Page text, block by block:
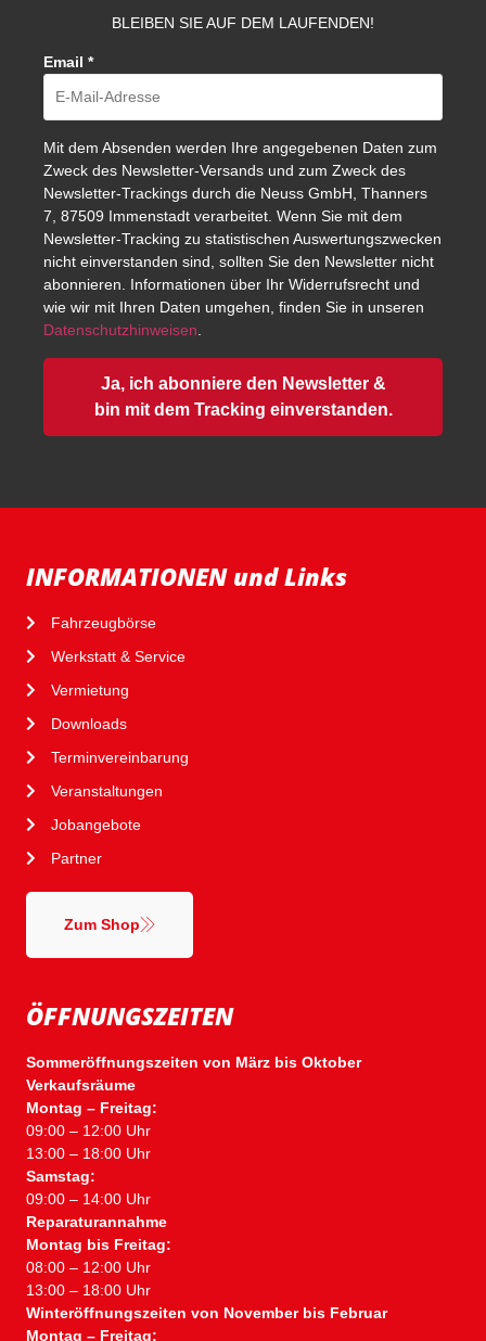
BLEIBEN SIE AUF DEM LAUFENDEN!
Email *
Mit dem Absenden werden Ihre angegebenen Daten zum
Zweck des Newsletter-Versands und zum Zweck des
Newsletter-Trackings durch die Neuss GmbH, Thanners
7, 87509 Immenstadt verarbeitet. Wenn Sie mit dem
Newsletter-Tracking zu statistischen Auswertungszwecken
nicht einverstanden sind, sollten Sie den Newsletter nicht
abonnieren. Informationen über Ihr Widerrufsrecht und
wie wir mit Ihren Daten umgehen, finden Sie in unseren
Datenschutzhinweisen.
Ja, ich abonniere den Newsletter &
bin mit dem Tracking einverstanden.
ÖFFNUNGSZEITEN
Sommeröffnungszeiten von März bis Oktober
Verkaufsräume
Montag – Freitag:
09:00 – 12:00 Uhr
13:00 – 18:00 Uhr
Samstag:
09:00 – 14:00 Uhr
Reparaturannahme
Montag bis Freitag:
08:00 – 12:00 Uhr
13:00 – 18:00 Uhr
Winteröffnungszeiten von November bis Februar
Montag – Freitag:
INFORMATIONEN und Links
Fahrzeugbörse
Werkstatt & Service
Vermietung
Downloads
Terminvereinbarung
Veranstaltungen
Jobangebote
Partner
Zum Shop